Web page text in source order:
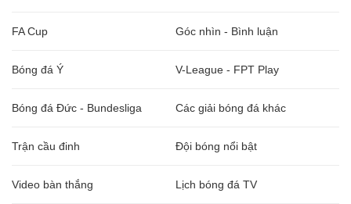
FA Cup Góc nhìn - Bình luận
Bóng đá Ý V-League - FPT Play
Bóng đá Đức - Bundesliga Các giải bóng đá khác
Trận cầu đinh Đội bóng nổi bật
Video bàn thắng Lịch bóng đá TV